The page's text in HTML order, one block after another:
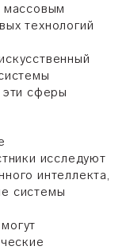
массовым
технологий
эти сферы
исследуют
интеллекта,
системы